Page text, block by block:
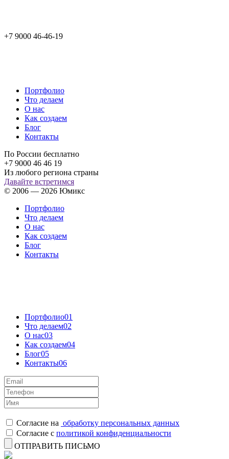
+7 9000 46-46-19
Портфолио
Что делаем
О нас
Как создаем
Блог
Контакты
По России бесплатно
+7 9000 46 46 19
Из любого региона страны
Давайте встретимся
© 2006 — 2026 Юмикс
Портфолио
Что делаем
О нас
Как создаем
Блог
Контакты
Портфолио01
Что делаем02
О нас03
Как создаем04
Блог05
Контакты06
Согласие на обработку персональных данных
Согласие с политикой конфиденциальности
ОТПРАВИТЬ ПИСЬМО